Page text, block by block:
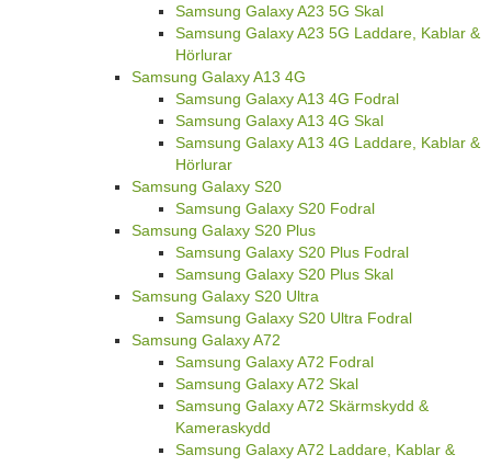
Samsung Galaxy A23 5G Skal
Samsung Galaxy A23 5G Laddare, Kablar &
Hörlurar
Samsung Galaxy A13 4G
Samsung Galaxy A13 4G Fodral
Samsung Galaxy A13 4G Skal
Samsung Galaxy A13 4G Laddare, Kablar &
Hörlurar
Samsung Galaxy S20
Samsung Galaxy S20 Fodral
Samsung Galaxy S20 Plus
Samsung Galaxy S20 Plus Fodral
Samsung Galaxy S20 Plus Skal
Samsung Galaxy S20 Ultra
Samsung Galaxy S20 Ultra Fodral
Samsung Galaxy A72
Samsung Galaxy A72 Fodral
Samsung Galaxy A72 Skal
Samsung Galaxy A72 Skärmskydd &
Kameraskydd
Samsung Galaxy A72 Laddare, Kablar &